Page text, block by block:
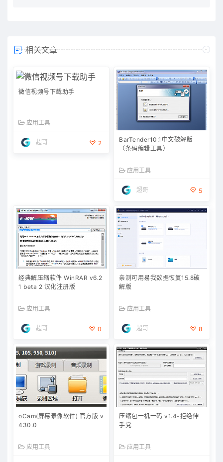
相关文章
微信视频号下载助手
应用工具
超哥 2
BarTender10.1中文破解版
（条码编辑工具）
应用工具
超哥 5
经典解压缩软件 WinRAR v6.2
1 beta 2 汉化注册版
应用工具
超哥 0
亲测可用易我数据恢复15.8破
解版
应用工具
超哥 8
oCam(屏幕录像软件) 官方版 v
430.0
应用工具
压缩包一机一码 v1.4-拒绝伸
手党
应用工具